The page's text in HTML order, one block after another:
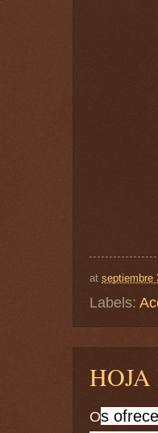
at septiembre
Labels:
Os